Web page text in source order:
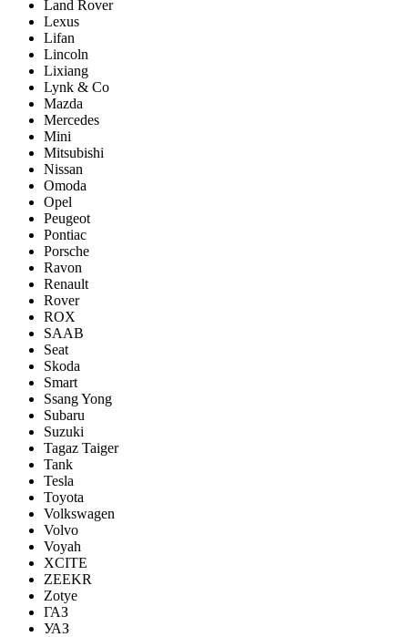
Land Rover
Lexus
Lifan
Lincoln
Lixiang
Lynk & Co
Mazda
Mercedes
Mini
Mitsubishi
Nissan
Omoda
Opel
Peugeot
Pontiac
Porsсhe
Ravon
Renault
Rover
ROX
SAAB
Seat
Skoda
Smart
Ssang Yong
Subaru
Suzuki
Tagaz Taiger
Tank
Tesla
Toyota
Volkswagen
Volvo
Voyah
XCITE
ZEEKR
Zotye
ГАЗ
УАЗ